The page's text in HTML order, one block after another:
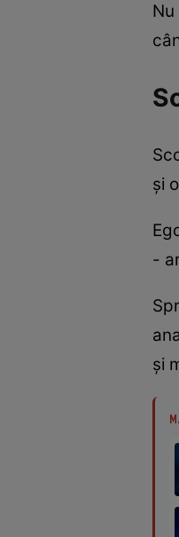
și
-
și